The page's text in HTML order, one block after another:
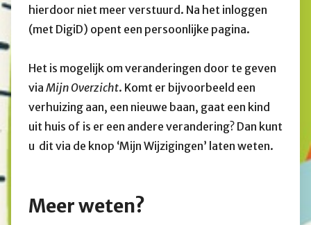
hierdoor niet meer verstuurd. Na het inloggen
(met DigiD) opent een persoonlijke pagina.
Het is mogelijk om veranderingen door te geven
via Mijn Overzicht. Komt er bijvoorbeeld een
verhuizing aan, een nieuwe baan, gaat een kind
uit huis of is er een andere verandering? Dan kunt
u dit via de knop ‘Mijn Wijzigingen’ laten weten.
Meer weten?